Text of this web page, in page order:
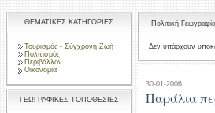
ΘΕΜΑΤΙΚΕΣ ΚΑΤΗΓΟΡΙΕΣ
Τουρισμός - Σύγχρονη Ζωή
Πολιτισμός
Περιβάλλον
Οικονομία
ΓΕΩΓΡΑΦΙΚΕΣ ΤΟΠΟΘΕΣΙΕΣ
Πολιτική
Δεν υπάρχουν
30-01-2006
Παράλια